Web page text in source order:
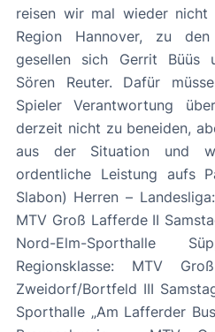
reisen wir mal wieder
Region Hannover, zu
gesellen sich Gerrit Büüs
Sören Reuter. Dafür
Spieler Verantwortung
derzeit nicht zu beneiden,
aus der Situation und
ordentliche Leistung aufs
Slabon)​​​ Herren – Landesliga: HSV Warberg/Lelm II –
MTV Groß Lafferde II Samstag, 10.12.2022, 18:30 Uhr,
Nord-Elm-Sporthalle
Regionsklasse: MTV Groß Lafferde III – SG
Zweidorf/Bortfeld III Samstag, 10.12.2022, 19:00 Uhr,
Sporthalle „Am Lafferder Busch“ MA –